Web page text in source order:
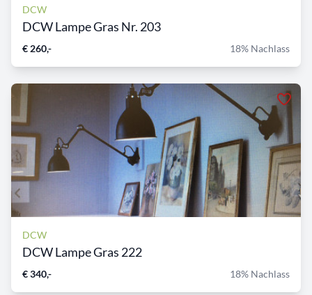
DCW
DCW Lampe Gras Nr. 203
€ 260,- 18% Nachlass
DCW
DCW Lampe Gras 222
€ 340,- 18% Nachlass